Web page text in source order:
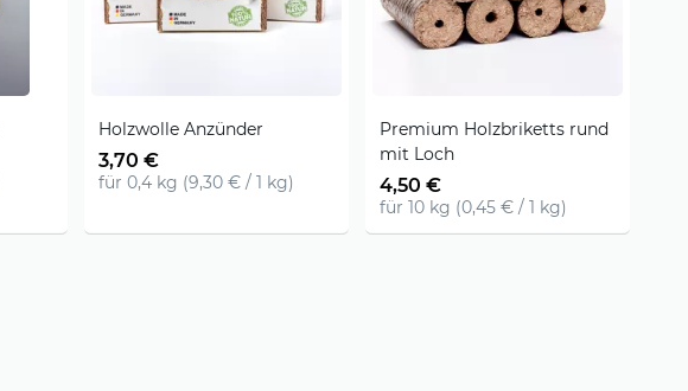
Holzwolle Anzünder
3,70 €
für 0,4 kg (9,30 € / 1 kg)
Premium Holzbriketts rund
mit Loch
4,50 €
für 10 kg (0,45 € / 1 kg)